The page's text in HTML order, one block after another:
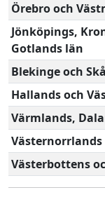
Örebro och
Jönköpings,
Gotlands län
Blekinge och
Hallands och
Värmlands,
Västernorrlands
Västerbottens